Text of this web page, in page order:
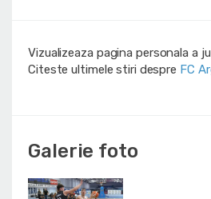
Vizualizeaza pagina personala a
Citeste ultimele stiri despre FC
Galerie foto